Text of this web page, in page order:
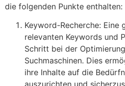
die folgenden Punkte enthalten:
Keyword-Recherche: Eine
relevanten Keywords und
Schritt bei der
Suchmaschinen. Dies
ihre Inhalte auf die